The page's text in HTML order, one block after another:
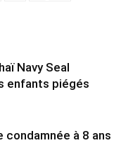
Navy Seal
enfants piégés
à 8 ans